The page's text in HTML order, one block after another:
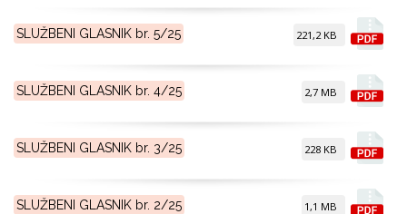
SLUŽBENI GLASNIK br. 5/25 221,2 KB
SLUŽBENI GLASNIK br. 4/25 2,7 MB
SLUŽBENI GLASNIK br. 3/25 228 KB
SLUŽBENI GLASNIK br. 2/25 1,1 MB